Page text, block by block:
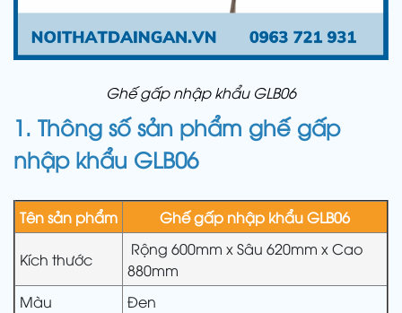
Ghế gấp nhập khẩu GLB06
1. Thông số sản phẩm ghế gấp
nhập khẩu GLB06
Tên sản phẩm Ghế gấp nhập khẩu GLB06
Kích thước
Rộng 600mm x Sâu 620mm x Cao
880mm
Màu
Đen